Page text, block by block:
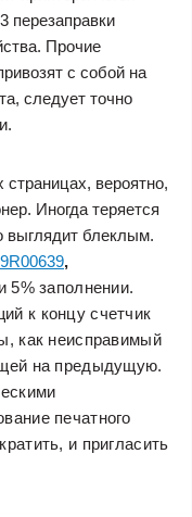
перезаправки
Прочие
с собой на
следует точно
вероятно,
Иногда теряется
выглядит блеклым.
,
5% заполнении.
к концу счетчик
как неисправимый
на предыдущую.
печатного
и пригласить